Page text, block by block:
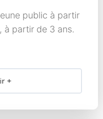
public à partir
à partir de 3 ans.
+